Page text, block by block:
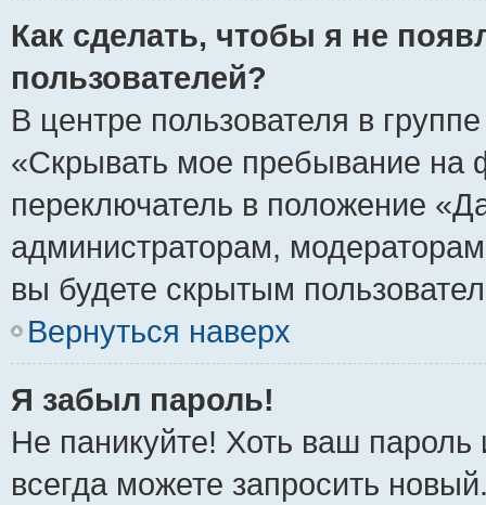
Как сделать, чтобы я не
пользователей?
В центре пользователя в
«Скрывать мое пребывание на
переключатель в положение
администраторам,
вы будете скрытым
Вернуться наверх
Я забыл пароль!
Не паникуйте! Хоть ваш
всегда можете запросить